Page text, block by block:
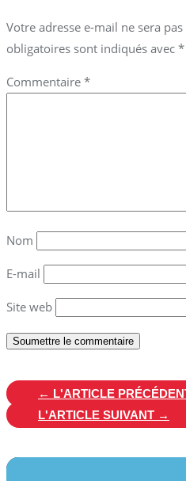
Votre adresse e-mail ne sera
obligatoires sont indiqués avec *
Commentaire *
Nom
E-mail
Site web
Soumettre le commentaire
← L'ARTICLE
L'ARTICLE SUIVANT →